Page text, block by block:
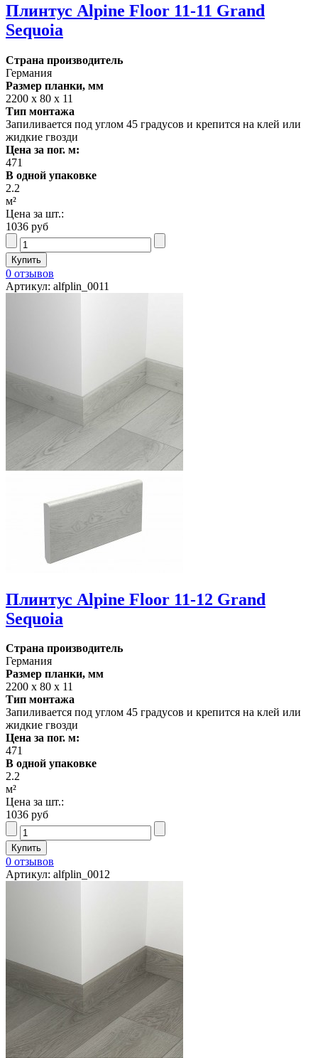
Плинтус Alpine Floor 11-11 Grand
Sequoia
Страна производитель
Германия
Размер планки, мм
2200 х 80 х 11
Тип монтажа
Запиливается под углом 45 градусов и крепится на клей или
жидкие гвозди
Цена за пог. м:
471
В одной упаковке
2.2
м²
Цена за шт.:
1036 руб
0 отзывов
Артикул: alfplin_0011
Плинтус Alpine Floor 11-12 Grand
Sequoia
Страна производитель
Германия
Размер планки, мм
2200 х 80 х 11
Тип монтажа
Запиливается под углом 45 градусов и крепится на клей или
жидкие гвозди
Цена за пог. м:
471
В одной упаковке
2.2
м²
Цена за шт.:
1036 руб
0 отзывов
Артикул: alfplin_0012